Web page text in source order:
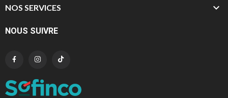
NOS SERVICES 
NOUS SUIVRE